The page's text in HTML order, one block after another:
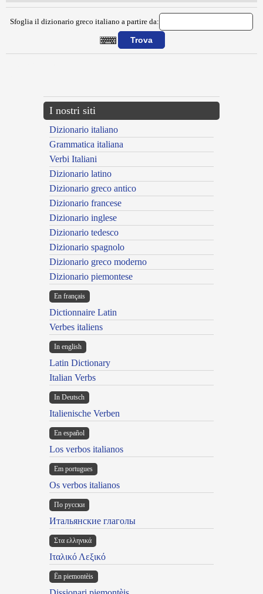
Sfoglia il dizionario greco italiano a partire da:
I nostri siti
Dizionario italiano
Grammatica italiana
Verbi Italiani
Dizionario latino
Dizionario greco antico
Dizionario francese
Dizionario inglese
Dizionario tedesco
Dizionario spagnolo
Dizionario greco moderno
Dizionario piemontese
En français
Dictionnaire Latin
Verbes italiens
In english
Latin Dictionary
Italian Verbs
In Deutsch
Italienische Verben
En español
Los verbos italianos
Em portugues
Os verbos italianos
По русски
Итальянские глаголы
Στα ελληνικά
Ιταλικό Λεξικό
Ën piemontèis